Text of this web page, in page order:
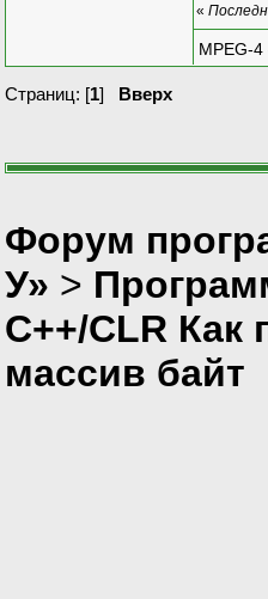
}
«
MPEG-
Страниц: [1] Вверх
Форум
У» >
C++/CLR
массив байт